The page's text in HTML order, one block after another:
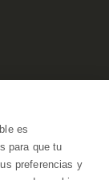
es
para que tu
preferencias y